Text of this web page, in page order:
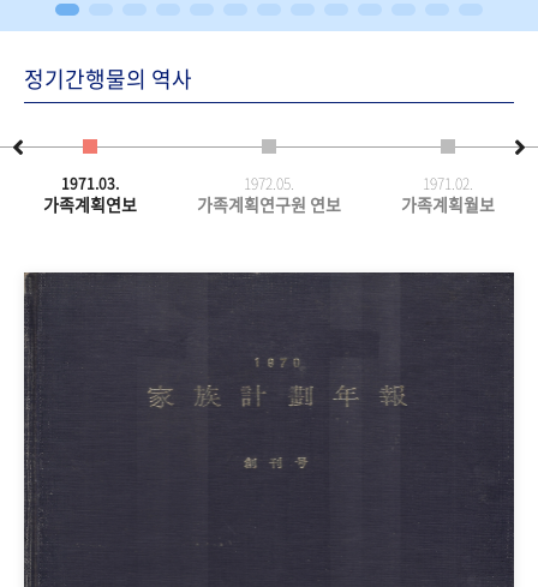
정기간행물의 역사
1971.03.
가족계획연보
1972.05.
가족계획연구원 연보
1971.02.
가족계획월보